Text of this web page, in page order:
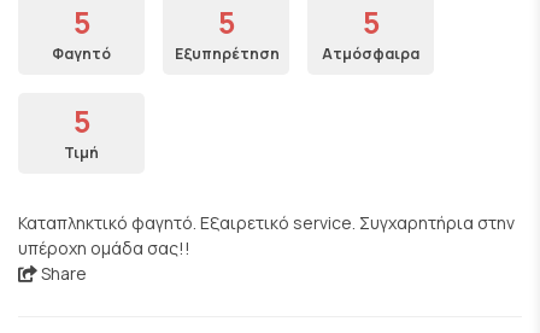
5
Φαγητό
5
Εξυπηρέτηση
5
Ατμόσφαιρα
5
Τιμή
Καταπληκτικό φαγητό. Εξαιρετικό service. Συγχαρητήρια στην
υπέροχη ομάδα σας!!
Share